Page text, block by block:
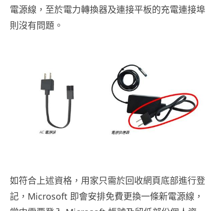
電源線，至於電力轉換器及連接平板的充電連接埠
則沒有問題。
如符合上述資格，用家只需於回收網頁底部進行登
記，Microsoft 即會安排免費更換一條新電源線，